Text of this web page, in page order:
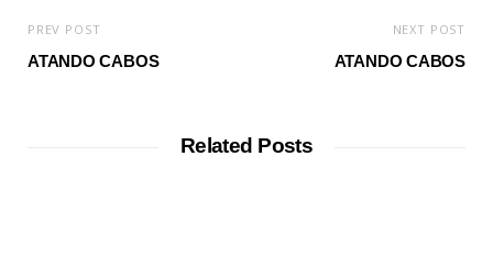
PREV POST
ATANDO CABOS
NEXT POST
ATANDO CABOS
Related Posts